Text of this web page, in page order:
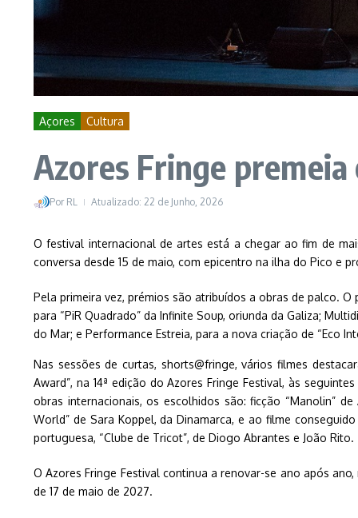
Açores Cultura
Azores Fringe
Por RL Atualizado: 22 de Junho, 2026
O festival internacional de artes está a chegar ao fim de
conversa desde 15 de maio, com epicentro na ilha do Pico e
Pela primeira vez, prémios são atribuídos a obras de palco.
para “PiR Quadrado” da Infinite Soup, oriunda da Galiza;
do Mar; e Performance Estreia, para a nova criação de “Eco
Nas sessões de curtas, shorts@fringe, vários filmes
Award”, na 14ª edição do Azores Fringe Festival, às
obras internacionais, os escolhidos são: ficção “Manolin”
World” de Sara Koppel, da Dinamarca, e ao filme
portuguesa, “Clube de Tricot”, de Diogo Abrantes e João Rito.
O Azores Fringe Festival continua a renovar-se ano após
de 17 de maio de 2027.